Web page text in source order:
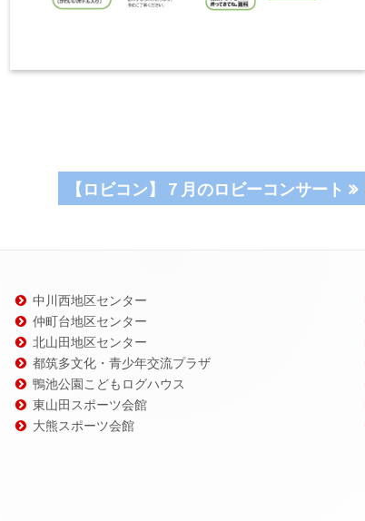
次
【ロビコン】７月のロビーコンサート
中川西地区センター
仲町台地区センター
北山田地区センター
都筑多文化・青少年交流プラザ
鴨池公園こどもログハウス
東山田スポーツ会館
大熊スポーツ会館